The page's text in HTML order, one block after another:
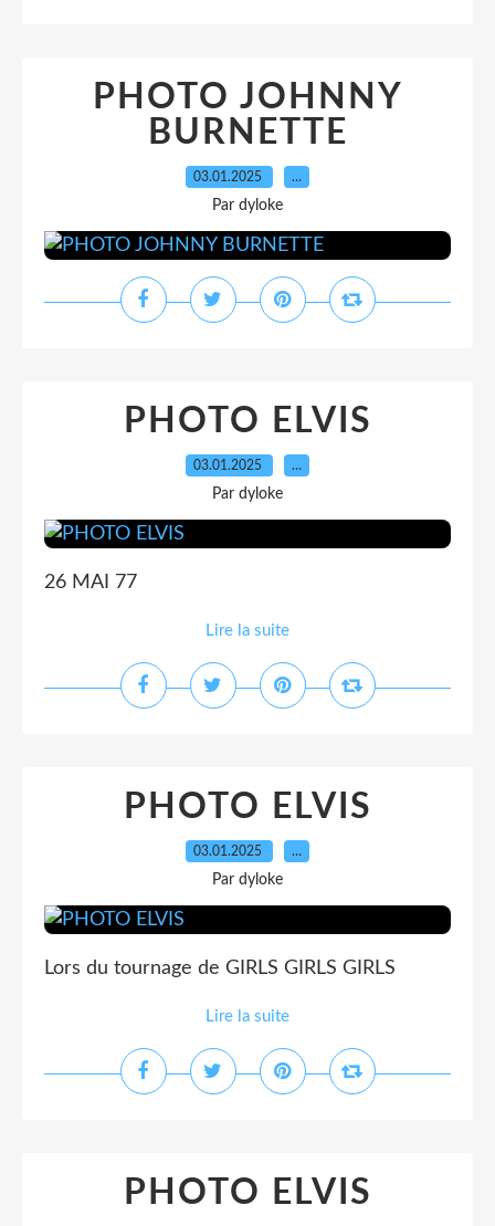
PHOTO JOHNNY
BURNETTE
03.01.2025 …
Par dyloke
PHOTO ELVIS
03.01.2025 …
Par dyloke
26 MAI 77
Lire la suite
PHOTO ELVIS
03.01.2025 …
Par dyloke
Lors du tournage de GIRLS GIRLS GIRLS
Lire la suite
PHOTO ELVIS